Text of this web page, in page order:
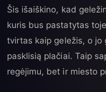
Šis išaiškino, kad
kuris bus pastatytas
tvirtas kaip geležis, o jo
pasklisią plačiai. Taip
regėjimu, bet ir miesto